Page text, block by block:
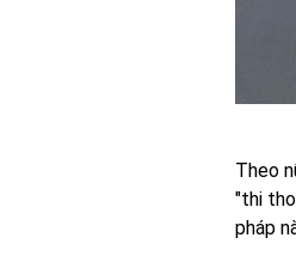
Theo
"thi
pháp